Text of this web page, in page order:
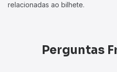
relacionadas ao bilhete.
Perguntas